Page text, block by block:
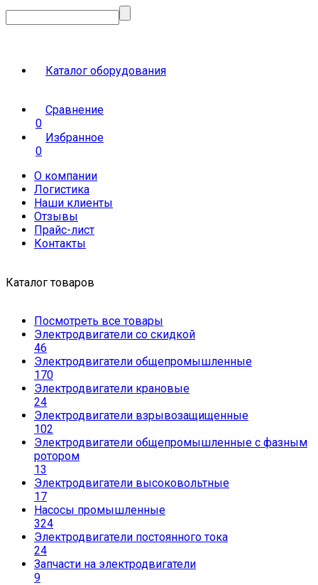
Каталог оборудования
Сравнение
0
Избранное
0
О компании
Логистика
Наши клиенты
Отзывы
Прайс-лист
Контакты
Каталог товаров
Посмотреть все товары
Электродвигатели со скидкой
46
Электродвигатели общепромышленные
170
Электродвигатели крановые
24
Электродвигатели взрывозащищенные
102
Электродвигатели общепромышленные с фазным
ротором
13
Электродвигатели высоковольтные
17
Насосы промышленные
324
Электродвигатели постоянного тока
24
Запчасти на электродвигатели
9